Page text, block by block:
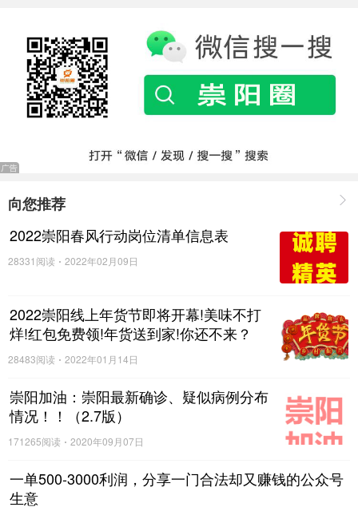
向您推荐
2022崇阳春风行动岗位清单信息表
28331阅读 2022年02月09日
2022崇阳线上年货节即将开幕!美味不打
烊!红包免费领!年货送到家!你还不来？
28483阅读 2022年01月14日
崇阳加油：崇阳最新确诊、疑似病例分布
情况！！（2.7版）
171265阅读 2020年09月07日
一单500-3000利润，分享一门合法却又赚钱的公众号
生意